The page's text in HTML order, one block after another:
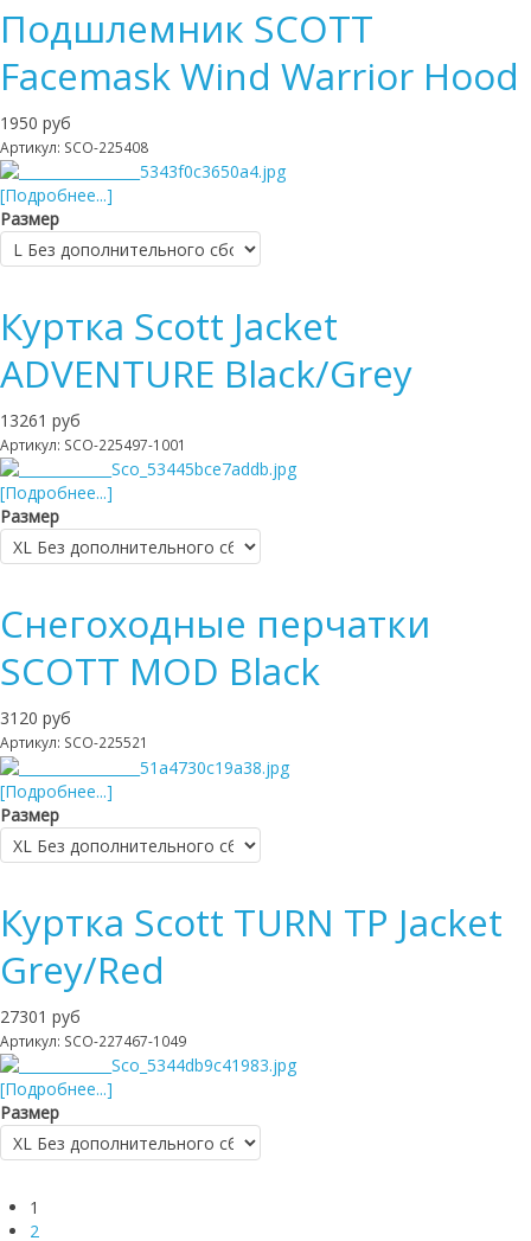
Подшлемник SCOTT
Facemask Wind Warrior Hood
1950 руб
Артикул: SCO-225408
[Подробнее...]
Размер
Куртка Scott Jacket
ADVENTURE Black/Grey
13261 руб
Артикул: SCO-225497-1001
[Подробнее...]
Размер
Снегоходные перчатки
SCOTT MOD Black
3120 руб
Артикул: SCO-225521
[Подробнее...]
Размер
Куртка Scott TURN TP Jacket
Grey/Red
27301 руб
Артикул: SCO-227467-1049
[Подробнее...]
Размер
1
2